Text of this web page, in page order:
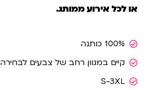
או לכל אירוע ממותג.
100% כותנה
קיים במגוון רחב של צבעים לבחירה
S-3XL